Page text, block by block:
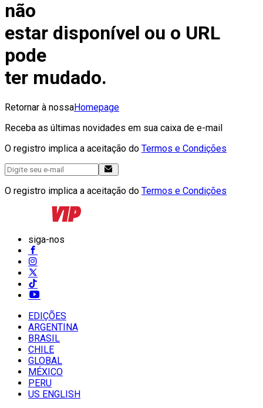
não
estar disponível ou o URL
pode
ter mudado.
Retornar à nossaHomepage
Receba as últimas novidades em sua caixa de e-mail
O registro implica a aceitação do Termos e Condições
O registro implica a aceitação do Termos e Condições
siga-nos
EDIÇÕES
ARGENTINA
BRASIL
CHILE
GLOBAL
MÉXICO
PERU
US ENGLISH